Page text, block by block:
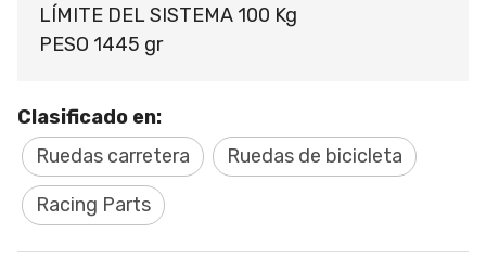
LÍMITE DEL SISTEMA 100 Kg
PESO 1445 gr
Clasificado en:
Ruedas carretera
Ruedas de bicicleta
Racing Parts